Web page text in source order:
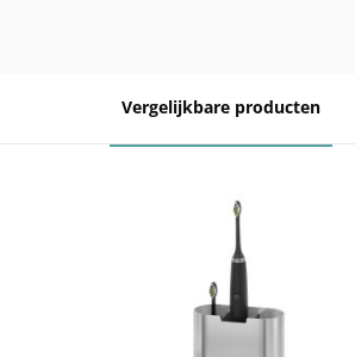
Vergelijkbare producten